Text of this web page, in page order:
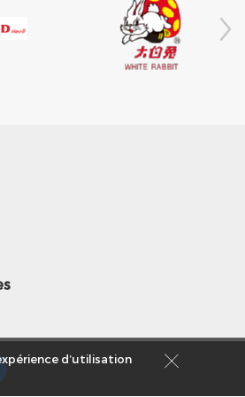
d’utilisation